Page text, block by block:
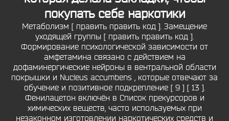
покупать себе наркотики
Метаболизм [ править править код ]. Замещение
уходящей группы [ править править код ].
Формирование психологической зависимости от
амфетамина связано с действием на
дофаминергические нейроны в вентральной области
покрышки и Nucleus accumbens , которые отвечают за
обучение и позитивное подкрепление [ 9 ] [ 13 ].
Фенилацетон включён в Список прекурсоров и
химических веществ, часто используемых при
незаконном изготовлении наркотических средств и